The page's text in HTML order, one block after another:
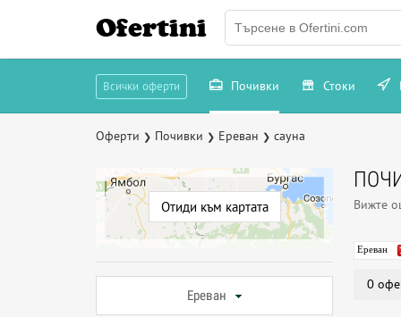
Ofertini
Всички оферти Почивки Стоки
Оферти ❯ Почивки ❯ Ереван ❯ сауна
Отиди към картата
Ереван
Вижте
Ереван
0